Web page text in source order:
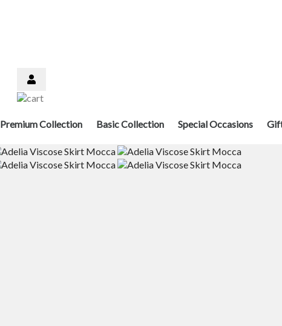
Premium Collection Basic Collection Special Occasions